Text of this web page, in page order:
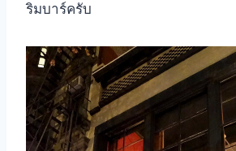
ริมบาร์ครับ